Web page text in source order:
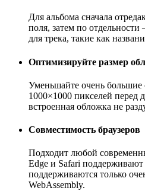
Для альбома сначала
поля, затем по
для трека, такие как
Оптимизируйте размер
Уменьшайте очень
1000×1000 пикселей перед
встроенная обложка не
Совместимость браузеров
Подходит любой
Edge и Safari
поддерживаются только
WebAssembly.